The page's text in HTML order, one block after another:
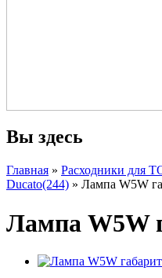
Вы здесь
Главная » Расходники для
Ducato(244) » Лампа W5W
Лампа W5W